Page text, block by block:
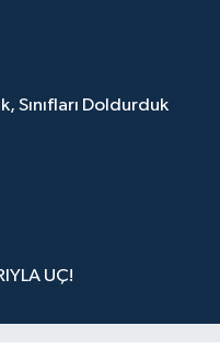
Sınıfları Doldurduk
UÇ!